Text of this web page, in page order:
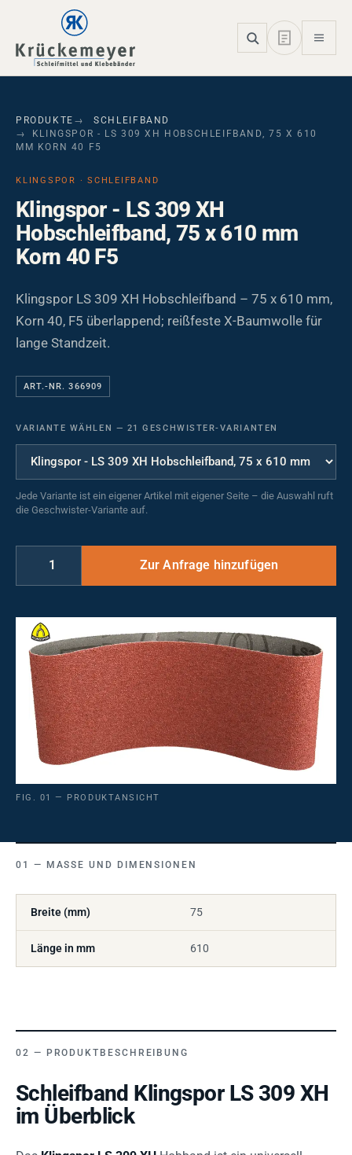
Skip to main navigation
Skip to main content
Skip to page footer
PRODUKTE
SCHLEIFBAND
KLINGSPOR - LS 309 XH HOBSCHLEIFBAND, 75 X 610
MM KORN 40 F5
KLINGSPOR · SCHLEIFBAND
Klingspor - LS 309 XH
Hobschleifband, 75 x 610 mm
Korn 40 F5
Klingspor LS 309 XH Hobschleifband – 75 x 610 mm,
Korn 40, F5 überlappend; reißfeste X-Baumwolle für
lange Standzeit.
ART.-NR. 366909
VARIANTE WÄHLEN — 21 GESCHWISTER-VARIANTEN
Jede Variante ist ein eigener Artikel mit eigener Seite – die Auswahl ruft
die Geschwister-Variante auf.
FIG. 01 — PRODUKTANSICHT
MASSE UND DIMENSIONEN
Breite (mm) 75
Länge in mm 610
PRODUKTBESCHREIBUNG
Schleifband Klingspor LS 309 XH
im Überblick